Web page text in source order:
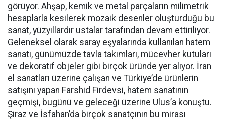
görüyor. Ahşap, kemik ve metal parçaların milimetrik
hesaplarla kesilerek mozaik desenler oluşturduğu bu
sanat, yüzyıllardır ustalar tarafından devam ettiriliyor.
Geleneksel olarak saray eşyalarında kullanılan hatem
sanatı, günümüzde tavla takımları, mücevher kutuları
ve dekoratif objeler gibi birçok üründe yer alıyor. İran
el sanatları üzerine çalışan ve Türkiye’de ürünlerin
satışını yapan Farshid Firdevsi, hatem sanatının
geçmişi, bugünü ve geleceği üzerine Ulus’a konuştu.
Şiraz ve İsfahan’da birçok sanatçının bu mirası